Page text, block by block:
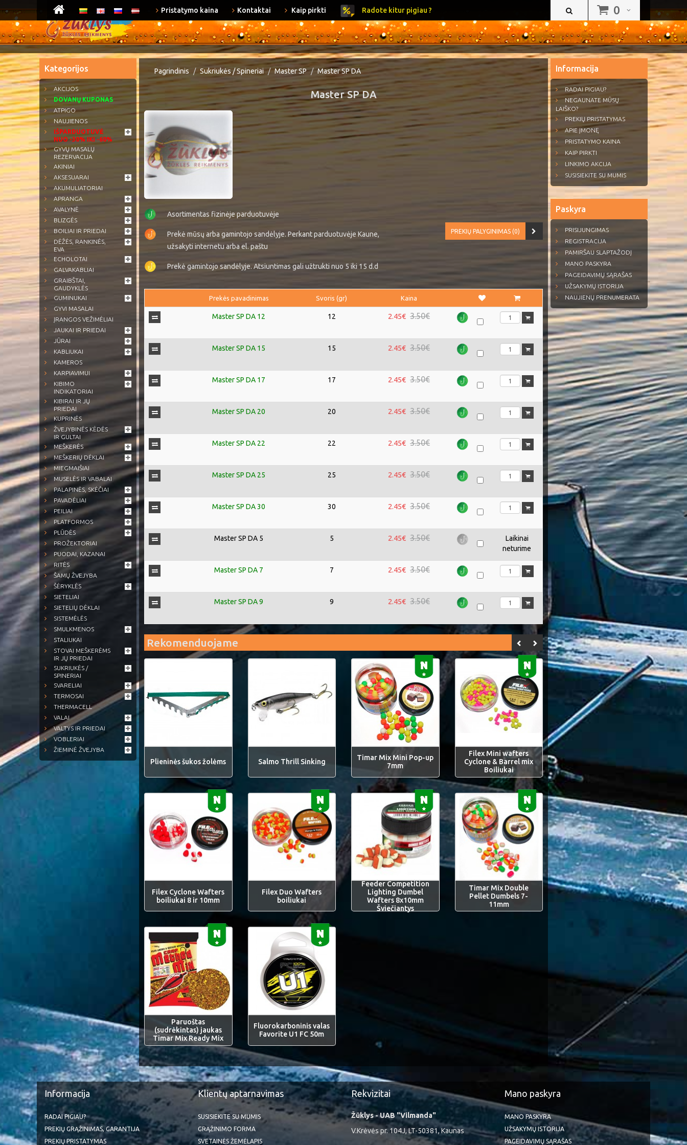
0
Pristatymo kaina Kontaktai Kaip pirkti Radote kitur pigiau ?
Kategorijos
AKCIJOS
DOVANŲ KUPONAS
ATPIGO
NAUJIENOS
IŠPARDUOTUVĖ
NUO -30% IKI -60%
GYVŲ MASALŲ
REZERVACIJA
AKINIAI
AKSESUARAI
AKUMULIATORIAI
APRANGA
AVALYNĖ
BLIZGĖS
BOILIAI IR PRIEDAI
DĖŽĖS, RANKINĖS,
EVA
ECHOLOTAI
GALVAKABLIAI
GRAIBŠTAI,
GAUDYKLĖS
GUMINUKAI
GYVI MASALAI
ĮRANGOS VEŽIMĖLIAI
JAUKAI IR PRIEDAI
JŪRAI
KABLIUKAI
KAMEROS
KARPIAVIMUI
KIBIMO
INDIKATORIAI
KIBIRAI IR JŲ
PRIEDAI
KUPRINĖS
ŽVEJYBINĖS KĖDĖS
IR GULTAI
MEŠKERĖS
MEŠKERIŲ DĖKLAI
MIEGMAIŠIAI
MUSELĖS IR VABALAI
PALAPINĖS, SKĖČIAI
PAVADĖLIAI
PEILIAI
PLATFORMOS
PLŪDĖS
PROŽEKTORIAI
PUODAI, KAZANAI
RITĖS
ŠAMŲ ŽVEJYBA
ŠĖRYKLĖS
SIETELIAI
SIETELIŲ DĖKLAI
SISTEMĖLĖS
SMULKMENOS
STALIUKAI
STOVAI MEŠKERĖMS
IR JŲ PRIEDAI
SUKRIUKĖS /
SPINERIAI
SVARELIAI
TERMOSAI
THERMACELL
VALAI
VALTYS IR PRIEDAI
VOBLERIAI
ŽIEMINĖ ŽVEJYBA
Pagrindinis Sukriukės / Spineriai Master SP Master SP DA
Master SP DA
Asortimentas fizinėje parduotuvėje
Prekė mūsų arba gamintojo sandėlyje. Perkant parduotuvėje Kaune,
užsakyti internetu arba el. paštu
Prekė gamintojo sandėlyje. Atsiuntimas gali užtrukti nuo 5 iki 15 d.d
PREKIŲ PALYGINIMAS (0)
Prekės pavadinimas Svoris (gr) Kaina
Master SP DA 12 12 2.45€ 3.50€
Master SP DA 15 15 2.45€ 3.50€
Master SP DA 17 17 2.45€ 3.50€
Master SP DA 20 20 2.45€ 3.50€
Master SP DA 22 22 2.45€ 3.50€
Master SP DA 25 25 2.45€ 3.50€
Master SP DA 30 30 2.45€ 3.50€
Master SP DA 5 5 2.45€ 3.50€
Laikinai
neturime
Master SP DA 7 7 2.45€ 3.50€
Master SP DA 9 9 2.45€ 3.50€
Rekomenduojame
Plieninės šukos žolėms Salmo Thrill Sinking
Timar Mix Mini Pop-up
7mm
Filex Mini wafters
Cyclone & Barrel mix
Boiliukai
Filex Cyclone Wafters
boiliukai 8 ir 10mm
Filex Duo Wafters
boiliukai
Feeder Competition
Lighting Dumbel
Wafters 8x10mm
Šviečiantys
Timar Mix Double
Pellet Dumbels 7-
11mm
Paruoštas
(sudrėkintas) jaukas
Timar Mix Ready Mix
Fluorokarboninis valas
Favorite U1 FC 50m
Informacija
RADAI PIGIAU?
NEGAUNATE MŪSŲ
LAIŠKO?
PREKIŲ PRISTATYMAS
APIE ĮMONĘ
PRISTATYMO KAINA
KAIP PIRKTI
LINKIMO AKCIJA
SUSISIEKITE SU MUMIS
Paskyra
PRISIJUNGIMAS
REGISTRACIJA
PAMIRŠAU SLAPTAŽODĮ
MANO PASKYRA
PAGEIDAVIMŲ SĄRAŠAS
UŽSAKYMŲ ISTORIJA
NAUJIENŲ PRENUMERATA
Informacija
RADAI PIGIAU?
PREKIŲ GRĄŽINIMAS, GARANTIJA
PREKIŲ PRISTATYMAS
Klientų aptarnavimas
SUSISIEKITE SU MUMIS
GRĄŽINIMO FORMA
SVETAINĖS ŽEMĖLAPIS
Rekvizitai
Žūklys - UAB "Vilmanda"
V.Krėvės pr. 104J, LT-50381, Kaunas
Mano paskyra
MANO PASKYRA
UŽSAKYMŲ ISTORIJA
PAGEIDAVIMŲ SĄRAŠAS